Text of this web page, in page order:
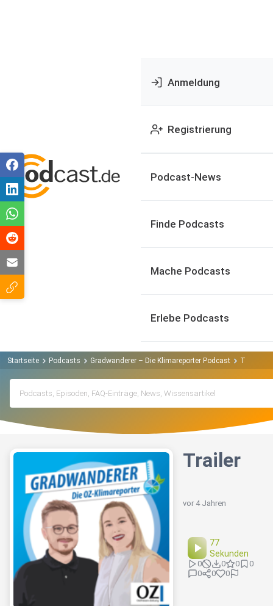
Anmeldung
Registrierung
Podcast-News
Finde Podcasts
Mache Podcasts
Erlebe Podcasts
Startseite Podcasts Gradwanderer – Die Klimareporter Podcast Trailer
Trailer
vor 4 Jahren
77
Sekunden
0 0 0
0
0
0 0